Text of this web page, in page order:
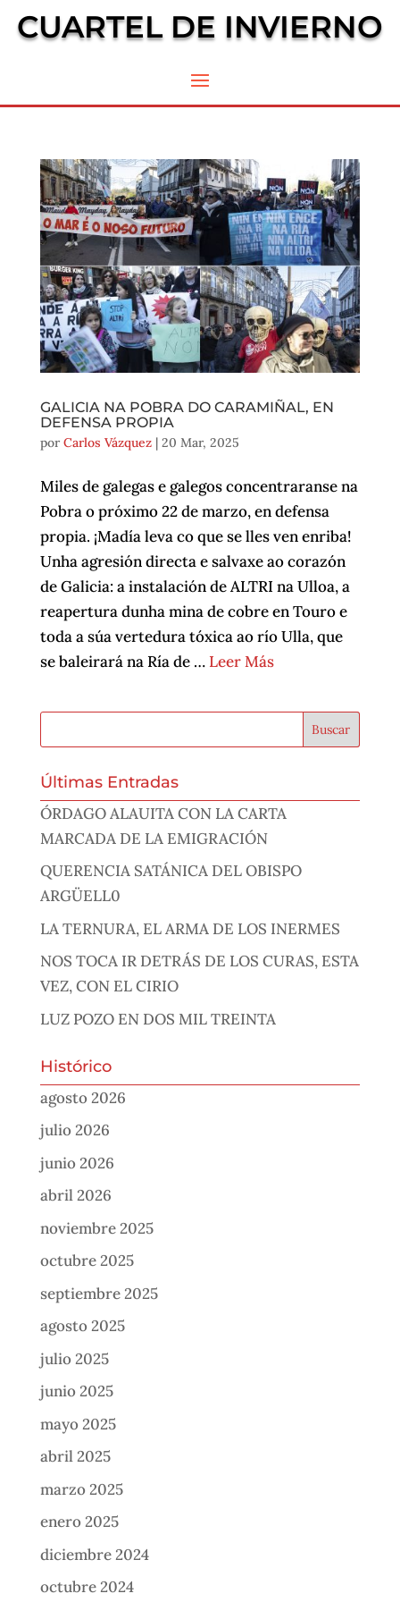
CUARTEL DE INVIERNO
GALICIA NA POBRA DO CARAMIÑAL, EN
DEFENSA PROPIA
por Carlos Vázquez| 20 Mar, 2025
Miles de galegas e galegos concentraranse na
Pobra o próximo 22 de marzo, en defensa
propia. ¡Madía leva co que se lles ven enriba!
Unha agresión directa e salvaxe ao corazón
de Galicia: a instalación de ALTRI na Ulloa, a
reapertura dunha mina de cobre en Touro e
toda a súa vertedura tóxica ao río Ulla, que
se baleirará na Ría de … Leer Más
Últimas Entradas
ÓRDAGO ALAUITA CON LA CARTA
MARCADA DE LA EMIGRACIÓN
QUERENCIA SATÁNICA DEL OBISPO
ARGÜELL0
LA TERNURA, EL ARMA DE LOS INERMES
NOS TOCA IR DETRÁS DE LOS CURAS, ESTA
VEZ, CON EL CIRIO
LUZ POZO EN DOS MIL TREINTA
Histórico
agosto 2026
julio 2026
junio 2026
abril 2026
noviembre 2025
octubre 2025
septiembre 2025
agosto 2025
julio 2025
junio 2025
mayo 2025
abril 2025
marzo 2025
enero 2025
diciembre 2024
octubre 2024